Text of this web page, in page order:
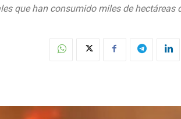
que han consumido miles de hectáreas